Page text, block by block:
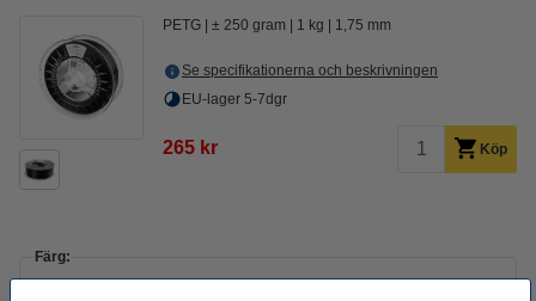
PETG ± 250 gram 1 kg 1,75 mm
Se specifikationerna och beskrivningen
EU-lager 5-7dgr
265 kr Köp
Färg: